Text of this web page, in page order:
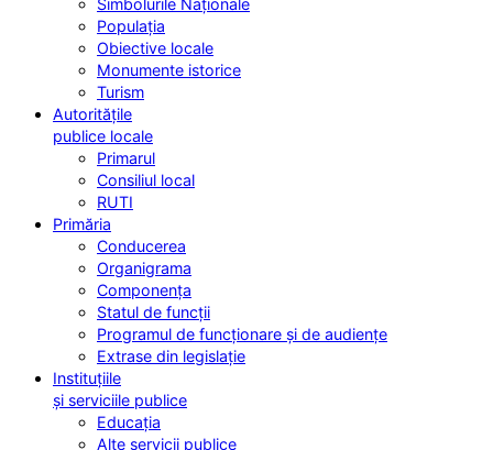
Populația
Obiective locale
Monumente istorice
Turism
Autoritățile
publice locale
Primarul
Consiliul local
RUTI
Primăria
Conducerea
Organigrama
Componența
Statul de funcții
Programul de funcționare și de audiențe
Extrase din legislație
Instituțiile
și serviciile publice
Educația
Alte servicii publice